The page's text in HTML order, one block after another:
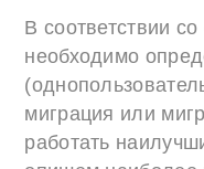
В соответствии
необходимо
миграция или
работать